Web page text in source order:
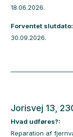
18.06.2026.
Forventet slutdato:
30.09.2026.
Jorisvej 13,
Hvad udføres?:
Reparation af